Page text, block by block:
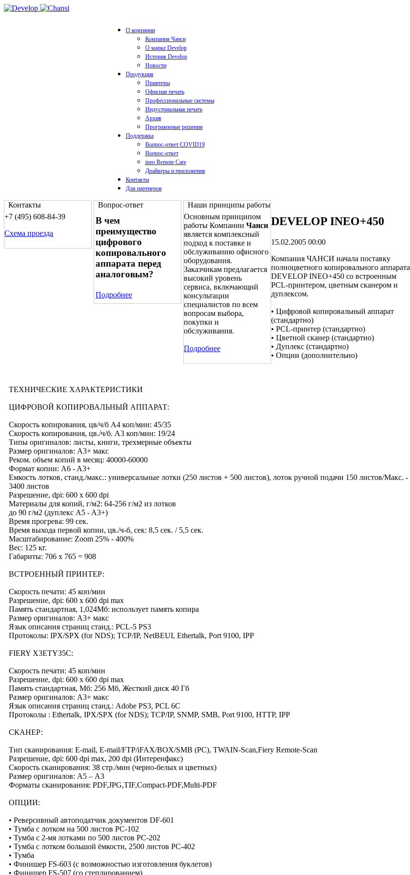
О компании
Компания Чанси
О марке Develop
История Develop
Новости
Продукция
Принтеры
Офисная печать
Профессиональные системы
Индустриальная печать
Архив
Программные решения
Поддержка
Вопрос-ответ COVID19
Вопрос-ответ
ineo Remote Care
Драйверы и приложения
Контакты
Для партнеров
Контакты
+7 (495) 608-84-39
Схема проезда
Вопрос-ответ
В чем
преимущество
цифрового
копировального
аппарата перед
аналоговым?
Подробнее
Наши принципы работы
Основным принципом
работы Компании Чанси
является комплексный
подход к поставке и
обслуживанию офисного
оборудования.
Заказчикам предлагается
высокий уровень
сервиса, включающий
консультации
специалистов по всем
вопросам выбора,
покупки и
обслуживания.
Подробнее
DEVELOP INEO+450
15.02.2005 00:00
Компания ЧАНСИ начала поставку
полноцветного копировального аппарата
DEVELOP INEO+450 со встроенным
PCL-принтером, цветным сканером и
дуплексом.
• Цифровой копировальный аппарат
(стандартно)
• PCL-принтер (стандартно)
• Цветной сканер (стандартно)
• Дуплекс (стандартно)
• Опции (дополнительно)
ТЕХНИЧЕСКИЕ ХАРАКТЕРИСТИКИ
ЦИФРОВОЙ КОПИРОВАЛЬНЫЙ АППАРАТ:
Скорость копирования, цв/ч/б А4 коп/мин: 45/35
Скорость копирования, цв./ч/б. А3 коп/мин: 19/24
Типы оригиналов: листы, книги, трехмерные объекты
Размер оригиналов: А3+ макс
Реком. объем копий в месяц: 40000-60000
Формат копии: A6 - A3+
Емкость лотков, станд./макс.: универсальные лотки (250 листов + 500 листов), лоток ручной подачи 150 листов/Макс. -
3400 листов
Разрешение, dpi: 600 х 600 dpi
Материалы для копий, г/м2: 64-256 г/м2 из лотков
до 90 г/м2 (дуплекс A5 - A3+)
Время прогрева: 99 сек.
Время выхода первой копии, цв./ч-б, сек: 8,5 сек. / 5,5 сек.
Масштабирование: Zoom 25% - 400%
Вес: 125 кг.
Габариты: 706 х 765 = 908
ВСТРОЕННЫЙ ПРИНТЕР:
Скорость печати: 45 коп/мин
Разрешение, dpi: 600 х 600 dpi max
Память стандартная, 1,024Мб: использует память копира
Размер оригиналов: А3+ макс
Язык описания страниц станд.: PCL-5 PS3
Протоколы: IPX/SPX (for NDS); TCP/IP, NetBEUI, Ethertalk, Port 9100, IPP
FIERY X3ETY35C:
Скорость печати: 45 коп/мин
Разрешение, dpi: 600 х 600 dpi max
Память стандартная, Мб: 256 Мб, Жесткий диск 40 Гб
Размер оригиналов: А3+ макс
Язык описания страниц станд.: Adobe PS3, PCL 6C
Протоколы : Ethertalk, IPX/SPX (for NDS); TCP/IP, SNMP, SMB, Port 9100, HTTP, IPP
СКАНЕР:
Тип сканирования: E-mail, E-mail/FTP/iFAX/BOX/SMB (PC), TWAIN-Scan,Fiery Remote-Scan
Разрешение, dpi: 600 dpi max, 200 dpi (Интеренфакс)
Скорость сканирования: 38 стр./мин (черно-белых и цветных)
Размер оригиналов: А5 – А3
Форматы сканирования: PDF,JPG,TIF,Compact-PDF,Multi-PDF
ОПЦИИ:
• Реверсивный автоподатчик документов DF-601
• Тумба с лотком на 500 листов PC-102
• Тумба с 2-мя лотками по 500 листов PC-202
• Тумба с лотком большой ёмкости, 2500 листов PC-402
• Тумба
• Финишер FS-603 (с возможностью изготовления буклетов)
• Финишер FS-507 (со степлированием)